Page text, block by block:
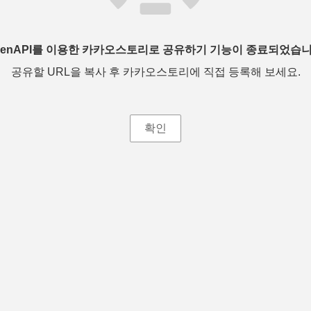
를 이용한 카카오스토리로 공유하기 기능이 종료되었습
공유할 URL을 복사 후 카카오스토리에 직접 등록해 보세요.
확인